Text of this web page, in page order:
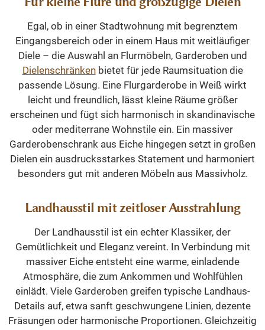
Egal, ob in einer Stadtwohnung mit begrenztem
Eingangsbereich oder in einem Haus mit weitläufiger
Diele – die Auswahl an Flurmöbeln, Garderoben und
Dielenschränkenbietet für jede Raumsituation die
passende Lösung. Eine Flurgarderobe in Weiß wirkt
leicht und freundlich, lässt kleine Räume größer
erscheinen und fügt sich harmonisch in skandinavische
oder mediterrane Wohnstile ein. Ein massiver
Garderobenschrank aus Eiche hingegen setzt in großen
Dielen ein ausdrucksstarkes Statement und harmoniert
besonders gut mit anderen Möbeln aus Massivholz.
Landhausstil mit zeitloser Ausstrahlung
Der Landhausstil ist ein echter Klassiker, der
Gemütlichkeit und Eleganz vereint. In Verbindung mit
massiver Eiche entsteht eine warme, einladende
Atmosphäre, die zum Ankommen und Wohlfühlen
einlädt. Viele Garderoben greifen typische Landhaus-
Details auf, etwa sanft geschwungene Linien, dezente
Fräsungen oder harmonische Proportionen. Gleichzeitig